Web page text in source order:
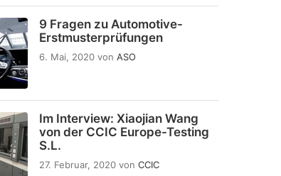
9 Fragen zu Automotive-
Erstmusterprüfungen
6. Mai, 2020 von ASO
Im Interview: Xiaojian Wang
von der CCIC Europe-Testing
S.L.
27. Februar, 2020 von CCIC